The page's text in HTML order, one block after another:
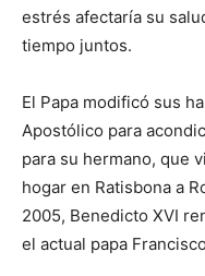
estrés afectaría su
tiempo juntos.
El Papa modificó sus
Apostólico para
para su hermano, que
hogar en Ratisbona a
2005, Benedicto XVI
el actual papa